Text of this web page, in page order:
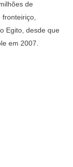
de
fronteiriço,
Egito, desde que
em 2007.